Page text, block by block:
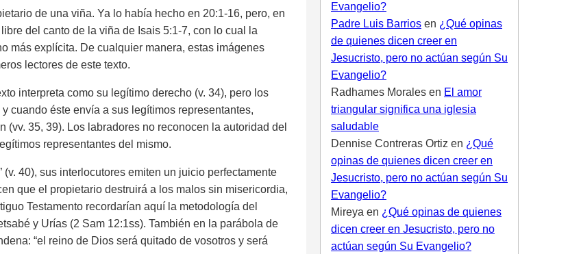
de una viña. Ya lo había hecho en 20:1-16, pero, en
del canto de la viña de Isais 5:1-7, con lo cual la
más explícita. De cualquier manera, estas imágenes
lectores de este texto.
interpreta como su legítimo derecho (v. 34), pero los
cuando éste envía a sus legítimos representantes,
35, 39). Los labradores no reconocen la autoridad del
representantes del mismo.
40), sus interlocutores emiten un juicio perfectamente
que el propietario destruirá a los malos sin misericordia,
Testamento recordarían aquí la metodología del
y Urías (2 Sam 12:1ss). También en la parábola de
“el reino de Dios será quitado de vosotros y será
Evangelio?
Padre Luis Barrios en ¿Qué opinas
de quienes dicen creer en
Jesucristo, pero no actúan según Su
Evangelio?
Radhames Morales en El amor
triangular significa una iglesia
saludable
Dennise Contreras Ortiz en ¿Qué
opinas de quienes dicen creer en
Jesucristo, pero no actúan según Su
Evangelio?
Mireya en ¿Qué opinas de quienes
dicen creer en Jesucristo, pero no
actúan según Su Evangelio?